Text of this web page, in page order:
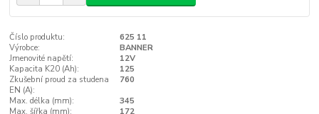
Číslo produktu:
625 11
Výrobce:
BANNER
Jmenovité napětí:
12V
Kapacita K20 (Ah):
125
Zkušební proud za studena
EN (A):
760
Max. délka (mm):
345
Max. šířka (mm):
172